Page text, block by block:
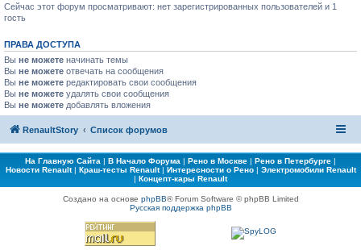
Сейчас этот форум просматривают: нет зарегистрированных пользователей и 1
гость
ПРАВА ДОСТУПА
Вы не можете начинать темы
Вы не можете отвечать на сообщения
Вы не можете редактировать свои сообщения
Вы не можете удалять свои сообщения
Вы не можете добавлять вложения
RenaultStory Список форумов
На Главную Сайта | В Начало Форума | Рено в Москве | Рено в Петербурге |
Новости Renault| Краш-тесты Renault| Интересности о Рено| Электромобили Renault
| Концепт-кары Renault
Создано на основе phpBB® Forum Software © phpBB Limited
Русская поддержка phpBB